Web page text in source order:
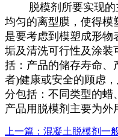
脱模剂所要实现的
均匀的离型膜，使得模
是要考虑到模塑成形物
垢及清洗可行性及涂装
括：产品的储存寿命、
者)健康或安全的顾虑
分包括：不同类型的蜡
产品用脱模剂主要为外
上一篇：混凝土脱模剂一